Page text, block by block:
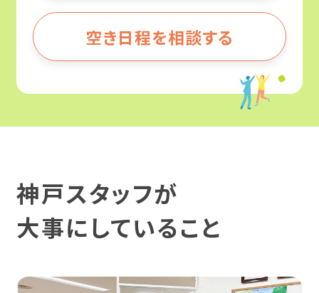
何ができる場所なの？
どんな人がサポートしてくれるの？
どんな人が利用してるの？
利用手続き
カリキュラム
企業インターン
復職支援
就労定着支援
そのひとりのストーリー
身体障害
知的障害
難病
事業所を探す
福島
関東
東京
お役立ちコラム・イベント
精神障害と仕事
空き日程を相談する
神戸スタッフが
大事にしていること